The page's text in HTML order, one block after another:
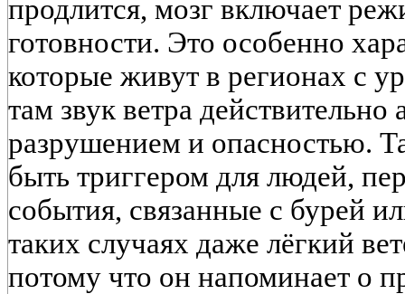
продлится, мозг включает
готовности. Это особенно
которые живут в регионах с
там звук ветра действительно
разрушением и опасностью.
быть триггером для людей,
события, связанные с бурей
таких случаях даже лёгкий
потому что он напоминает о